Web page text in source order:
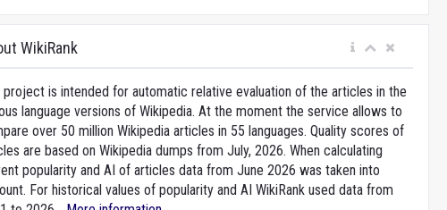
WikiRank
project is intended for automatic relative evaluation of the articles in the
language versions of Wikipedia. At the moment the service allows to
over 50 million Wikipedia articles in 55 languages. Quality scores of
are based on Wikipedia dumps from July, 2026. When calculating
popularity and AI of articles data from June 2026 was taken into
For historical values of popularity and AI WikiRank used data from